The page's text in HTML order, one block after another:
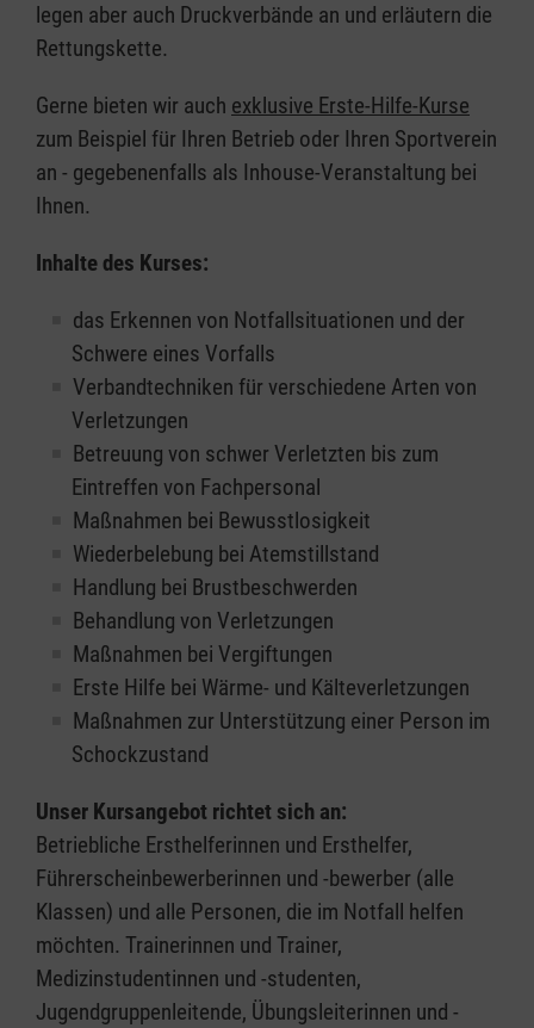
legen aber auch Druckverbände an und erläutern die
Rettungskette.
Gerne bieten wir auch exklusive Erste-Hilfe-Kurse
zum Beispiel für Ihren Betrieb oder Ihren Sportverein
an - gegebenenfalls als Inhouse-Veranstaltung bei
Ihnen.
Inhalte des Kurses:
das Erkennen von Notfallsituationen und der
Schwere eines Vorfalls
Verbandtechniken für verschiedene Arten von
Verletzungen
Betreuung von schwer Verletzten bis zum
Eintreffen von Fachpersonal
Maßnahmen bei Bewusstlosigkeit
Wiederbelebung bei Atemstillstand
Handlung bei Brustbeschwerden
Behandlung von Verletzungen
Maßnahmen bei Vergiftungen
Erste Hilfe bei Wärme- und Kälteverletzungen
Maßnahmen zur Unterstützung einer Person im
Schockzustand
Unser Kursangebot richtet sich an:
Betriebliche Ersthelferinnen und Ersthelfer,
Führerscheinbewerberinnen und -bewerber (alle
Klassen) und alle Personen, die im Notfall helfen
möchten. Trainerinnen und Trainer,
Medizinstudentinnen und -studenten,
Jugendgruppenleitende, Übungsleiterinnen und -